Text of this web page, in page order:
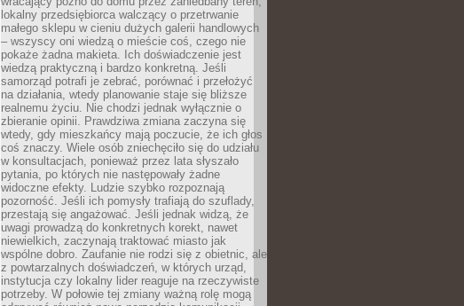
lokalny przedsiębiorca walczący o przetrwanie
małego sklepu w cieniu dużych galerii handlowych
– wszyscy oni wiedzą o mieście coś, czego nie
pokaże żadna makieta. Ich doświadczenie jest
wiedzą praktyczną i bardzo konkretną. Jeśli
samorząd potrafi je zebrać, porównać i przełożyć
na działania, wtedy planowanie staje się bliższe
realnemu życiu. Nie chodzi jednak wyłącznie o
zbieranie opinii. Prawdziwa zmiana zaczyna się
wtedy, gdy mieszkańcy mają poczucie, że ich głos
coś znaczy. Wiele osób zniechęciło się do udziału
w konsultacjach, ponieważ przez lata słyszało
pytania, po których nie następowały żadne
widoczne efekty. Ludzie szybko rozpoznają
pozorność. Jeśli ich pomysły trafiają do szuflady,
przestają się angażować. Jeśli jednak widzą, że
uwagi prowadzą do konkretnych korekt, nawet
niewielkich, zaczynają traktować miasto jak
wspólne dobro. Zaufanie nie rodzi się z obietnic, ale
z powtarzalnych doświadczeń, w których urząd,
instytucja czy lokalny lider reaguje na rzeczywiste
potrzeby. W połowie tej zmiany ważną rolę mogą